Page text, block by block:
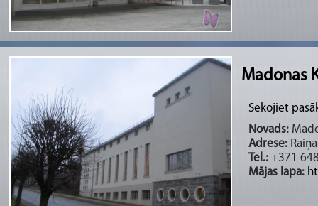
Madonas
Sekojiet
Novads:
Adrese:
Tel.: +371
Mājas lapa: